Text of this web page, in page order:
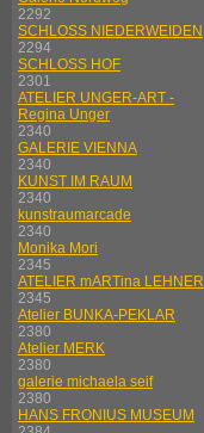
2292
SCHLOSS NIEDERWEIDEN
2294
SCHLOSS HOF
2301
ATELIER UNGER-ART -
Regina Unger
2340
GALERIE VIENNA
2340
KUNST IM RAUM
2340
kunstraumarcade
2340
Monika Mori
2345
ATELIER mARTina LEHNER
2345
Atelier BUNKA-PEKLAR
2380
Atelier MERK
2380
galerie michaela seif
2380
HANS FRONIUS MUSEUM